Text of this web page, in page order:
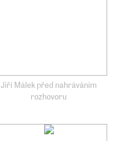
Jiří Málek před nahráváním
rozhovoru